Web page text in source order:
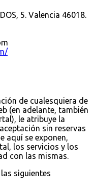
5. Valencia 46018.
de cualesquiera de
(en adelante, también
le atribuye la
sin reservas
aquí se exponen,
los servicios y los
con las mismas.
siguientes